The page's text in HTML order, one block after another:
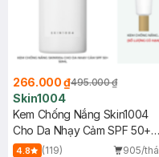
266.000 ₫495.000 ₫
Skin1004
Kem Chống Nắng Skin1004
Cho Da Nhạy Cảm SPF 50+
50ml
4.8 (119)
905/